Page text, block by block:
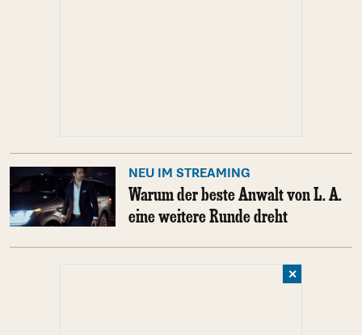
NEU IM STREAMING
Warum der beste Anwalt von L. A.
eine weitere Runde dreht
✕